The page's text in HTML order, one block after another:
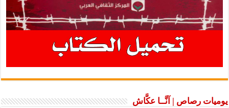
يوميات رصاص | آنَّــا عكَّاش